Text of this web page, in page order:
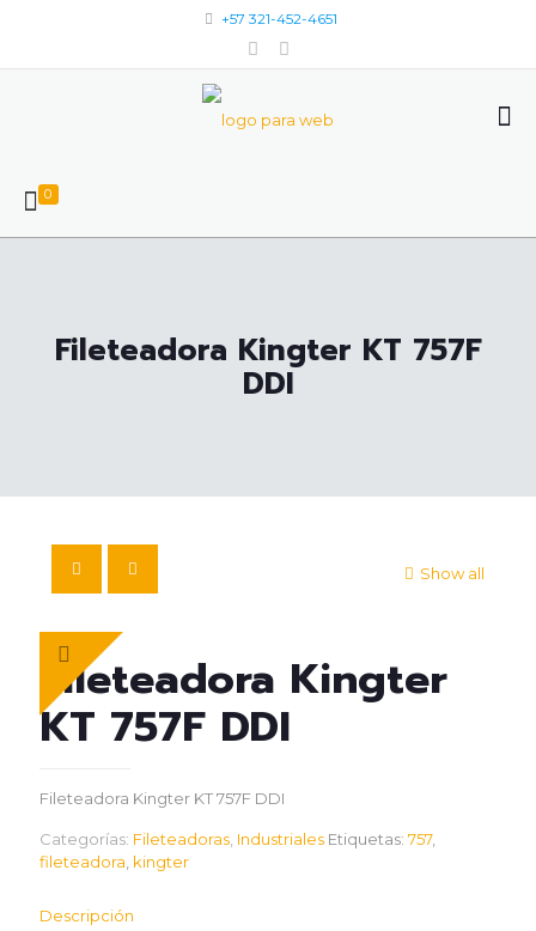
+57 321-452-4651
0
Fileteadora Kingter KT 757F
DDI
Show all
Fileteadora Kingter
KT 757F DDI
Fileteadora Kingter KT 757F DDI
Categorías: Fileteadoras Industriales Etiquetas: 757,
fileteadora kingter
Descripción